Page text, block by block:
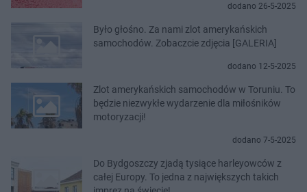
dodano 26-5-2025
Było głośno. Za nami zlot amerykańskich
samochodów. Zobaczcie zdjęcia [GALERIA]
dodano 12-5-2025
Zlot amerykańskich samochodów w Toruniu. To
będzie niezwykłe wydarzenie dla miłośników
motoryzacji!
dodano 7-5-2025
Do Bydgoszczy zjadą tysiące harleyowców z
całej Europy. To jedna z największych takich